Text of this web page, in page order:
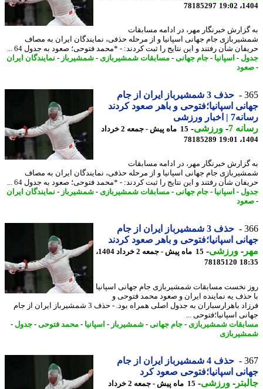
78185297
خبرنگار مهر، در ادامه مسابقات
جام جهانی اسپانیا و از مرحله حذفی، نمایندگان ایران به مصاف
شأن رفتند و این نتایج را ثبت کردند: - *محمد فتوحی؛ صعود به جدول 64 ...
-اسپانیا-جام جهانی-مسابقات شمشیربازی - شمشیرباز- نمایندگان ایران
حذف 3 شمشیرباز ایران از جام
اسپانیا؛فتوحی و باهر صعود کردند
ورزشی
7
-ورزشی-
15 ماه پیش - جمعه 2 خرداد
78185289
خبرنگار مهر، در ادامه مسابقات
جام جهانی اسپانیا و از مرحله حذفی، نمایندگان ایران به مصاف
شأن رفتند و این نتایج را ثبت کردند: - *محمد فتوحی؛ صعود به جدول 64 ...
-اسپانیا-جام جهانی-مسابقات شمشیربازی - شمشیرباز- نمایندگان ایران
حذف 3 شمشیرباز ایران از جام
اسپانیا؛فتوحی و باهر صعود کردند
-ورزشی-
15 ماه پیش - جمعه 2 خرداد 1404،
78185120
نخست مسابقات شمشیربازی جام جهانی اسپانیا
یه نماینده ایران و صعود محمد فتوحی و
فرزاد باهرارسباران به جدول اصلی همراه بود. - حذف 3 شمشیرباز ایران از جام
اسپانیا؛فتوحی ...
شمشیربازی - جام جهانی-شمشیرباز- اسپانیا-محمد فتوحی-جدول-
حذف 4 شمشیرباز ایران از جام
اسپانیا؛فتوحی صعود کرد
-ورزشی-
15 ماه پیش - جمعه 2 خرداد